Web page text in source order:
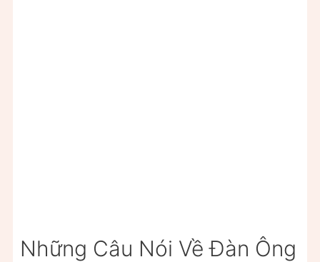
Những Câu Nói Về Đàn Ông